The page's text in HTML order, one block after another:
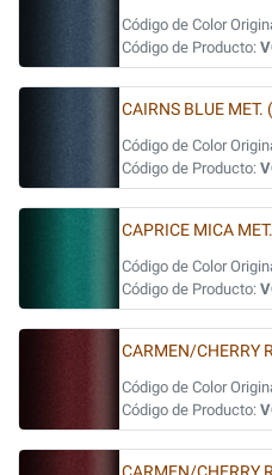
Código de Color
Código de Producto:
CAIRNS BLUE MET.
Código de Color
Código de Producto:
CAPRICE MICA
Código de Color
Código de Producto:
CARMEN/CHERRY
Código de Color
Código de Producto: